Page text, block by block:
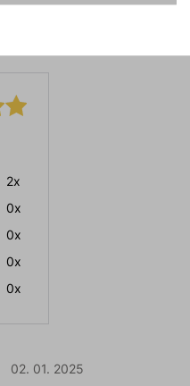
2x
0x
0x
0x
0x
02. 01. 2025